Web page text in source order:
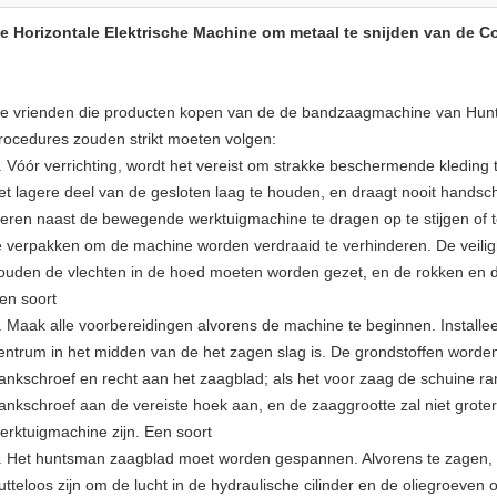
Horizontale Elektrische Machine om metaal te snijden van de
vrienden die producten kopen van de de bandzaagmachine van
zouden strikt moeten volgen:
Vóór verrichting, wordt het vereist om strakke beschermende
lagere deel van de gesloten laag te houden, en draagt nooit
naast de bewegende werktuigmachine te dragen op te stijgen
verpakken om de machine worden verdraaid te verhinderen. De
de vlechten in de hoed moeten worden gezet, en de rokken en
soort
Maak alle voorbereidingen alvorens de machine te beginnen.
in het midden van de het zagen slag is. De grondstoffen
en recht aan het zaagblad; als het voor zaag de schuine
aan de vereiste hoek aan, en de zaaggrootte zal niet
zijn. Een soort
Het huntsman zaagblad moet worden gespannen. Alvorens te
zijn om de lucht in de hydraulische cilinder en de oliegroeven